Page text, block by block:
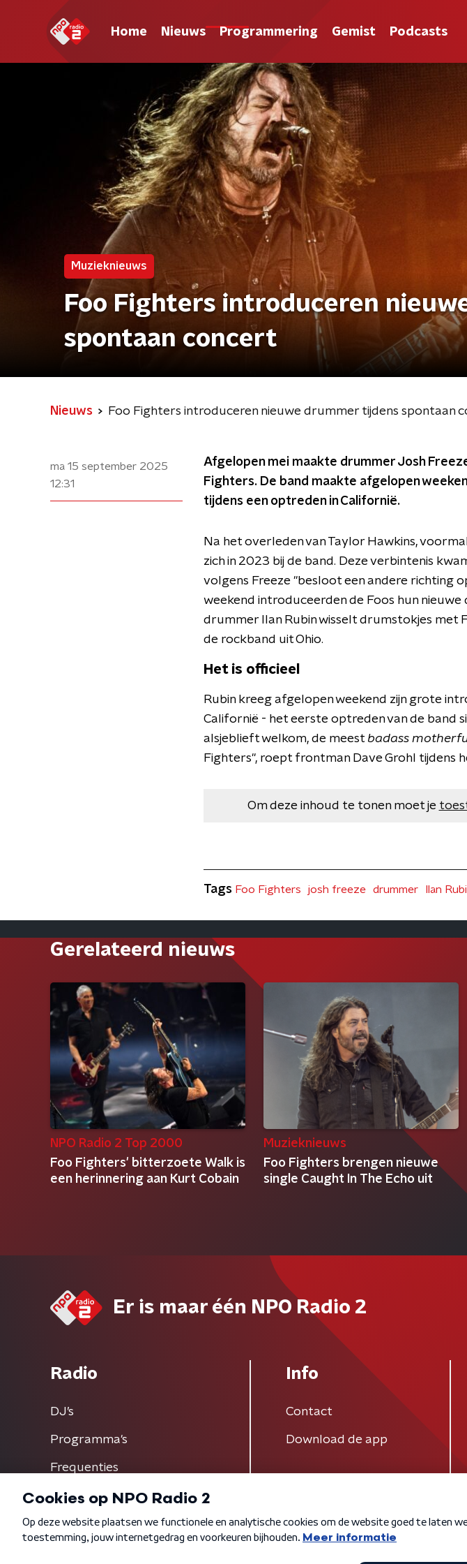
Home Nieuws Programmering Gemist Podcasts
Muzieknieuws
Foo Fighters introduceren
spontaan concert
Nieuws Foo Fighters introduceren nieuwe drummer tijdens spontaan
ma 15 september 2025
12:31
Afgelopen mei maakte drummer Josh
Fighters. De band maakte afgelopen
tijdens een optreden in Californië.
Na het overleden van Taylor Hawkins,
zich in 2023 bij de band. Deze verbintenis
volgens Freeze "besloot een andere richting
weekend introduceerden de Foos hun
drummer Ilan Rubin wisselt drumstokjes met
de rockband uit Ohio.
Het is officieel
Rubin kreeg afgelopen weekend zijn grote
Californië - het eerste optreden van de band
alsjeblieft welkom, de meest badass
Fighters", roept frontman Dave Grohl tijdens
Om deze inhoud te tonen moet je
Tags Foo Fighters josh freeze drummer Ilan
Gerelateerd nieuws
NPO Radio 2 Top 2000
Foo Fighters' bitterzoete Walk is
een herinnering aan Kurt Cobain
Muzieknieuws
Foo Fighters brengen nieuwe
single Caught In The Echo uit
Er is maar één NPO Radio 2
Radio
DJ’s
Programma's
Frequenties
Info
Contact
Download de app
Algemene voorwaarden Privacybeleid